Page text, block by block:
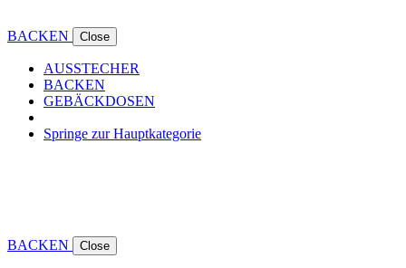
BACKEN Close
AUSSTECHER
BACKEN
GEBÄCKDOSEN
Springe zur Hauptkategorie
BACKEN Close